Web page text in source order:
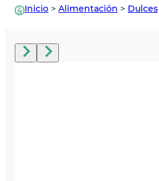
Inicio > Alimentación > Dulces